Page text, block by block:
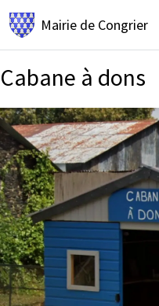
Mairie de Congrier
Cabane à dons